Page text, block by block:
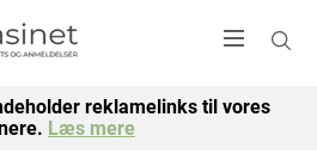
reklamelinks til vores
Læs mere